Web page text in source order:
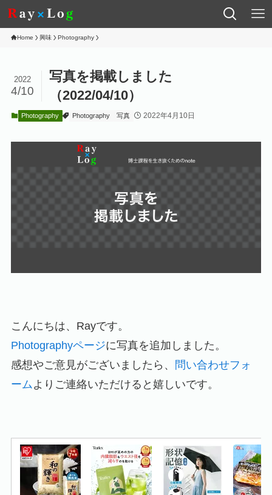
Home 興味 Photography
写真を掲載しました
（2022/04/10）
2022
4/10
Photography Photography 写真 2022年4月10日
こんにちは、Rayです。
Photographyページに写真を追加しました。
感想やご意見がございましたら、
問い合わせフォ
ームよりご連絡いただけると嬉しいです。